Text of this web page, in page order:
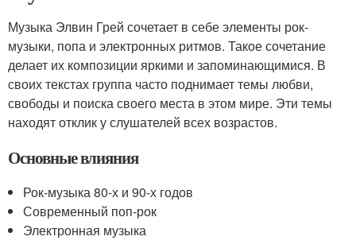
Музыка Элвин Грей сочетает в себе элементы рок-
музыки, попа и электронных ритмов. Такое сочетание
делает их композиции яркими и запоминающимися. В
своих текстах группа часто поднимает темы любви,
свободы и поиска своего места в этом мире. Эти темы
находят отклик у слушателей всех возрастов.
Основные влияния
Рок-музыка 80-х и 90-х годов
Современный поп-рок
Электронная музыка